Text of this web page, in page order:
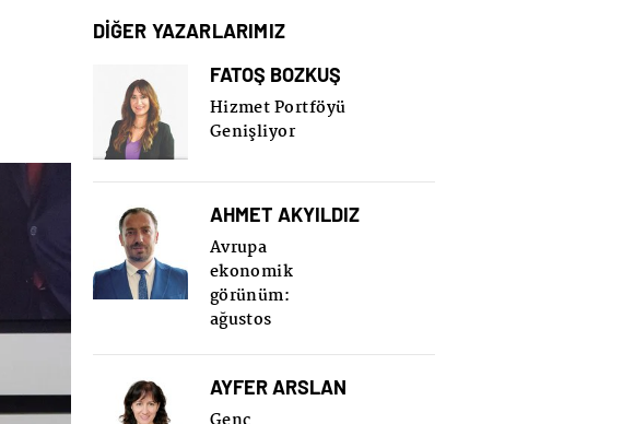
DİĞER YAZARLARIMIZ
FATOŞ BOZKUŞ
Hizmet Portföyü
Genişliyor
AHMET AKYILDIZ
Avrupa
ekonomik
görünüm:
ağustos
AYFER ARSLAN